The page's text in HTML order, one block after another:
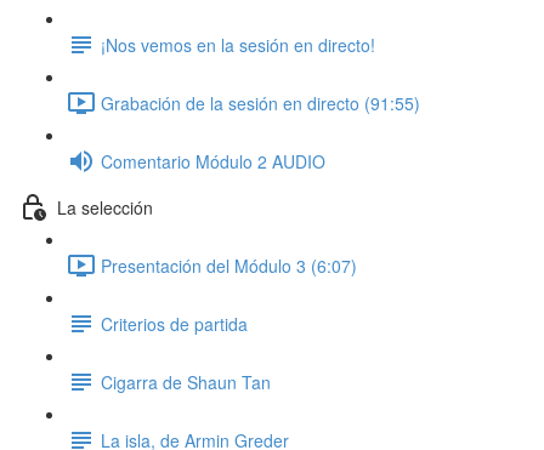
¡Nos vemos en la sesión en directo!
Grabación de la sesión en directo (91:55)
Comentario Módulo 2 AUDIO
La selección
Presentación del Módulo 3 (6:07)
Criterios de partida
Cigarra de Shaun Tan
La isla, de Armin Greder